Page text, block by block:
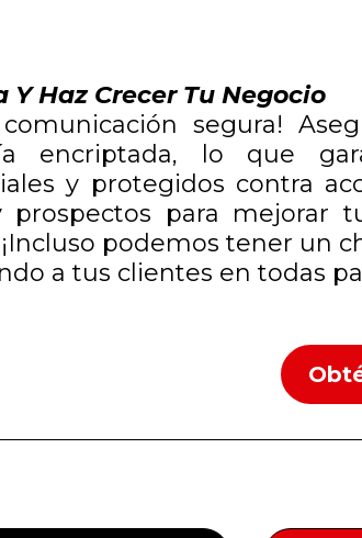
Y Haz Crecer Tu Negocio
segura!
encriptada, lo que
y protegidos contra
prospectos para mejorar
podemos tener un
a tus clientes en todas